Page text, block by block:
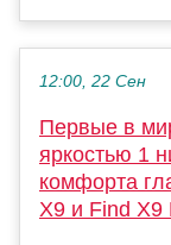
12:00, 22 Сен
Первые в
яркостью 1
комфорта
X9 и Find X9